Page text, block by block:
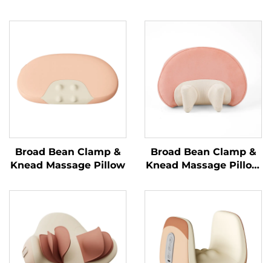
Broad Bean Clamp &
Knead Massage Pillow
Broad Bean Clamp &
Knead Massage Pillow